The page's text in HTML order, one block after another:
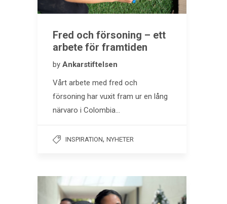
Fred och försoning – ett
arbete för framtiden
by Ankarstiftelsen
Vårt arbete med fred och
försoning har vuxit fram ur en lång
närvaro i Colombia…
INSPIRATION, NYHETER